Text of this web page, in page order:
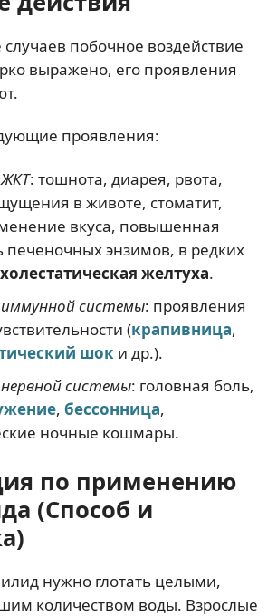
побочное воздействие
выражено, его проявления
проявления:
ЖКТ: тошнота, диарея, рвота,
в животе, стоматит,
вкуса, повышенная
печеночных энзимов, в редких
холестатическая желтуха.
иммунной системы: проявления
(крапивница,
шок и др.).
системы: головная боль,
, бессонница,
ночные кошмары.
по применению
(Способ и
нужно глотать целыми,
количеством воды. Взрослые